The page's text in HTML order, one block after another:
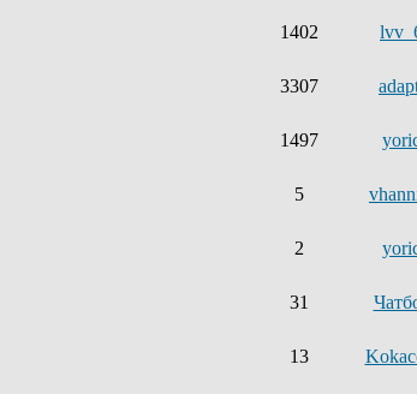
1402
3307
1497
5
2
31
13